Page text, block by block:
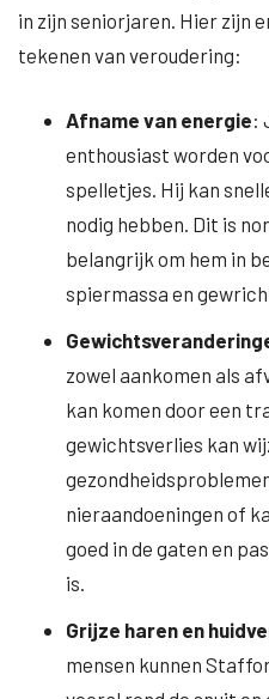
in zijn seniorjaren. Hier zijn
tekenen van veroudering:
Afname van energie:
enthousiast worden
spelletjes. Hij kan
nodig hebben. Dit is
belangrijk om hem in
spiermassa en
zowel aankomen als
kan komen door een
gewichtsverlies kan
nieraandoeningen of
goed in de gaten en
is.
Grijze haren en
mensen kunnen